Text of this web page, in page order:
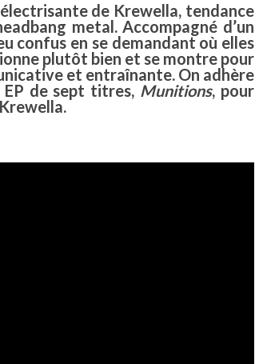
de Krewella, tendance
metal. Accompagné d’un
confus en se demandant où elles
plutôt bien et se montre pour
et entraînante. On adhère
de sept titres, Munitions, pour